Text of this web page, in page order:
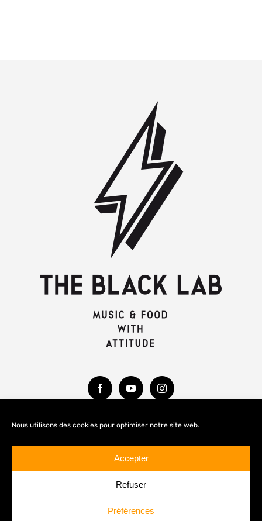
Nous utilisons des cookies pour optimiser notre site web.
Accepter
Refuser
Préférences
MENTIONS LÉGALES